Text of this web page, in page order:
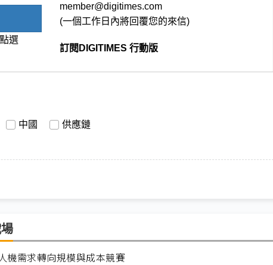
選
member@digitimes.com
(一個工作日內將回覆您的來信)
訂閱DIGITIMES 行動版
中國 供應鏈
需求轉向規模與成本競賽